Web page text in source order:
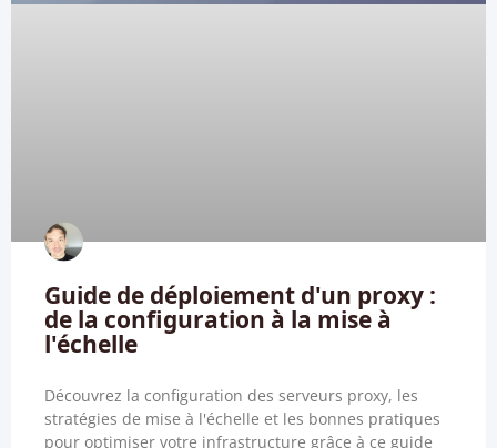
Guide de déploiement d'un proxy :
de la configuration à la mise à
l'échelle
Découvrez la configuration des serveurs proxy, les
stratégies de mise à l'échelle et les bonnes pratiques
pour optimiser votre infrastructure grâce à ce guide